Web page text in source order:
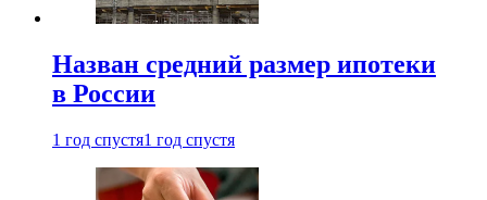
Назван средний размер ипотеки
в России
1 год спустя1 год спустя